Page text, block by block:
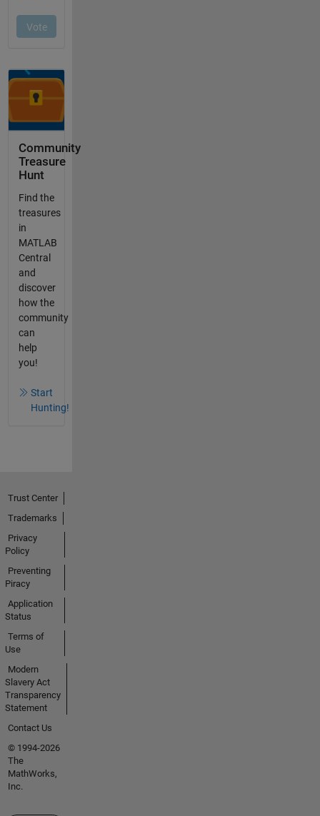
Community
Treasure
Hunt
Find the
treasures
in
MATLAB
Central
and
discover
how the
community
can
help
you!
Start
Hunting!
Trust Center
Trademarks
Privacy
Policy
Preventing
Piracy
Application
Status
Terms of
Use
Modern
Slavery Act
Transparency
Statement
Contact Us
© 1994-2026
The
MathWorks,
Inc.